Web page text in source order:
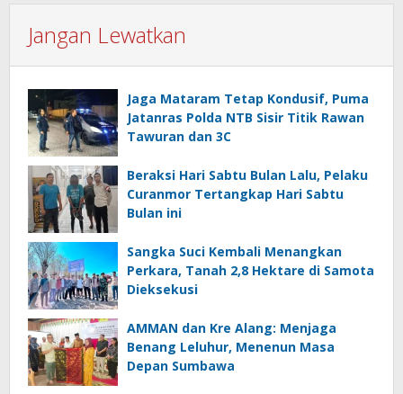
Jangan Lewatkan
Jaga Mataram Tetap Kondusif, Puma
Jatanras Polda NTB Sisir Titik Rawan
Tawuran dan 3C
Beraksi Hari Sabtu Bulan Lalu, Pelaku
Curanmor Tertangkap Hari Sabtu
Bulan ini
Sangka Suci Kembali Menangkan
Perkara, Tanah 2,8 Hektare di Samota
Dieksekusi
AMMAN dan Kre Alang: Menjaga
Benang Leluhur, Menenun Masa
Depan Sumbawa